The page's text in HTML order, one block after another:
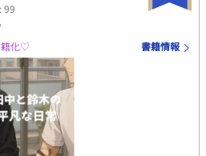
99
化♡ 書籍情報